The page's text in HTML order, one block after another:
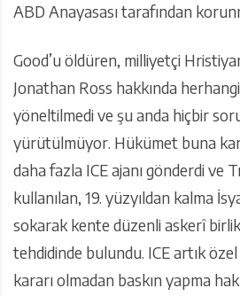
ABD Anayasası tarafından
Good’u öldüren, milliyetçi
Jonathan Ross hakkında
yöneltilmedi ve şu anda hiçbir
yürütülmüyor. Hükümet buna
daha fazla ICE ajanı gönderdi ve
kullanılan, 19. yüzyıldan kalma
sokarak kente düzenli askerî
tehdidinde bulundu. ICE artık
kararı olmadan baskın yapma